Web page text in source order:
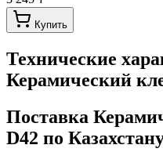
Купить
Технические
Керамический
Поставка
D42 по